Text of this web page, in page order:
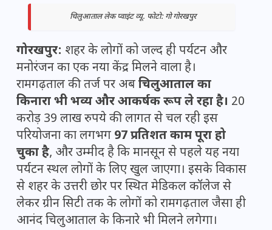
चिलुआताल लेक प्वाइंट व्यू. फोटो: गो गोरखपुर
गोरखपुर: शहर के लोगों को जल्द ही पर्यटन और
मनोरंजन का एक नया केंद्र मिलने वाला है।
रामगढ़ताल की तर्ज पर अबचिलुआताल का
किनारा भी भव्य और आकर्षक रूप ले रहा है। 20
करोड़ 39 लाख रुपये की लागत से चल रही इस
परियोजना का लगभग 97 प्रतिशत काम पूरा हो
चुका है, और उम्मीद है कि मानसून से पहले यह नया
पर्यटन स्थल लोगों के लिए खुल जाएगा। इसके विकास
से शहर के उत्तरी छोर पर स्थित मेडिकल कॉलेज से
लेकर ग्रीन सिटी तक के लोगों को रामगढ़ताल जैसा ही
आनंद चिलुआताल के किनारे भी मिलने लगेगा।